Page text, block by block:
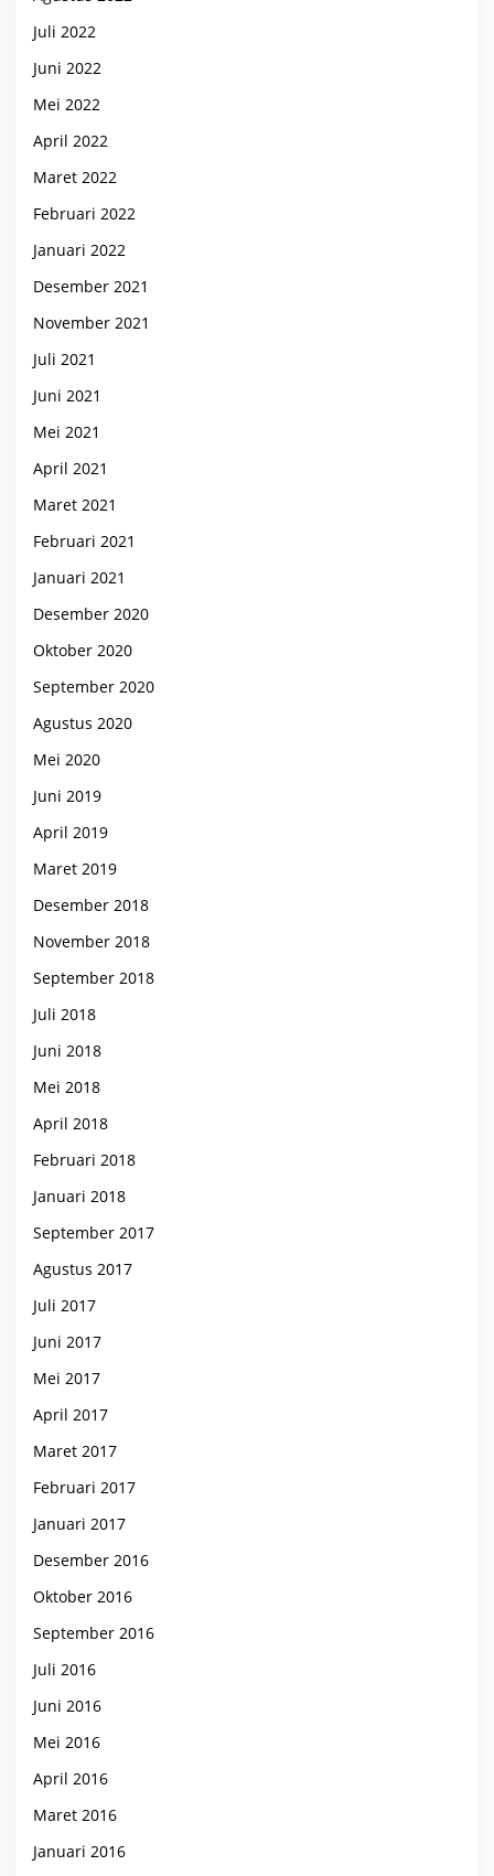
Juli 2022
Juni 2022
Mei 2022
April 2022
Maret 2022
Februari 2022
Januari 2022
Desember 2021
November 2021
Juli 2021
Juni 2021
Mei 2021
April 2021
Maret 2021
Februari 2021
Januari 2021
Desember 2020
Oktober 2020
September 2020
Agustus 2020
Mei 2020
Juni 2019
April 2019
Maret 2019
Desember 2018
November 2018
September 2018
Juli 2018
Juni 2018
Mei 2018
April 2018
Februari 2018
Januari 2018
September 2017
Agustus 2017
Juli 2017
Juni 2017
Mei 2017
April 2017
Maret 2017
Februari 2017
Januari 2017
Desember 2016
Oktober 2016
September 2016
Juli 2016
Juni 2016
Mei 2016
April 2016
Maret 2016
Januari 2016